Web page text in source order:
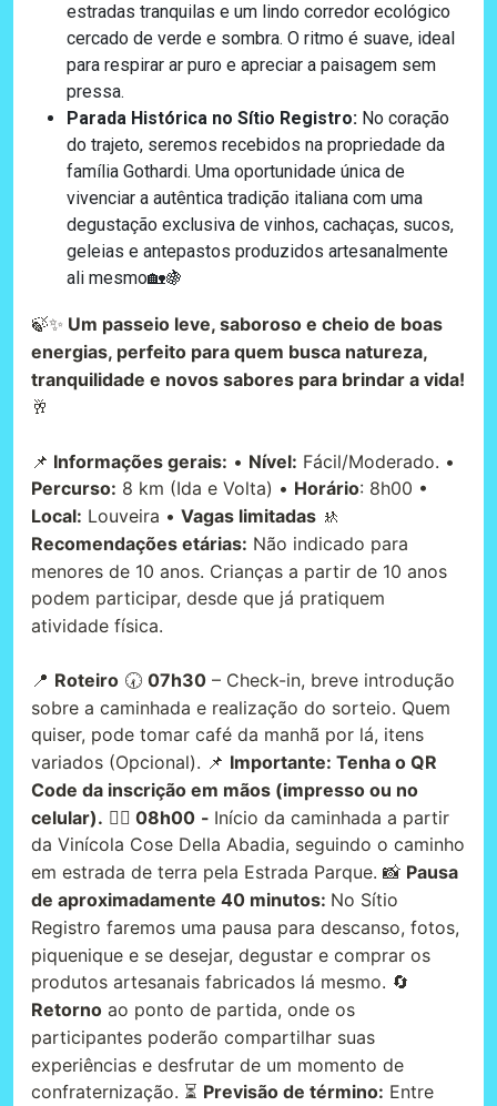
estradas tranquilas e um lindo corredor ecológico
cercado de verde e sombra. O ritmo é suave, ideal
para respirar ar puro e apreciar a paisagem sem
pressa.
Parada Histórica no Sítio Registro: No coração
do trajeto, seremos recebidos na propriedade da
família Gothardi. Uma oportunidade única de
vivenciar a autêntica tradição italiana com uma
degustação exclusiva de vinhos, cachaças, sucos,
geleias e antepastos produzidos artesanalmente
ali mesmo🏡🍇
🍃✨ Um passeio leve, saboroso e cheio de boas
energias, perfeito para quem busca natureza,
tranquilidade e novos sabores para brindar a vida!
🥂
📌 Informações gerais: • Nível: Fácil/Moderado. •
Percurso: 8 km (Ida e Volta) • Horário: 8h00 •
Local: Louveira • Vagas limitadas 🚸
Recomendações etárias: Não indicado para
menores de 10 anos. Crianças a partir de 10 anos
podem participar, desde que já pratiquem
atividade física.
📍 Roteiro 🕢 07h30 – Check-in, breve introdução
sobre a caminhada e realização do sorteio. Quem
quiser, pode tomar café da manhã por lá, itens
variados (Opcional). 📌 Importante: Tenha o QR
Code da inscrição em mãos (impresso ou no
celular). 🚶‍♂️ 08h00 - Início da caminhada a partir
da Vinícola Cose Della Abadia, seguindo o caminho
em estrada de terra pela Estrada Parque. 📸 Pausa
de aproximadamente 40 minutos: No Sítio
Registro faremos uma pausa para descanso, fotos,
piquenique e se desejar, degustar e comprar os
produtos artesanais fabricados lá mesmo. 🔄
Retorno ao ponto de partida, onde os
participantes poderão compartilhar suas
experiências e desfrutar de um momento de
confraternização. ⏳ Previsão de término: Entre